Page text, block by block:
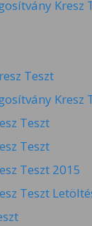
Kresz
Teszt
Kresz
Teszt
Teszt
Teszt 2015
Teszt